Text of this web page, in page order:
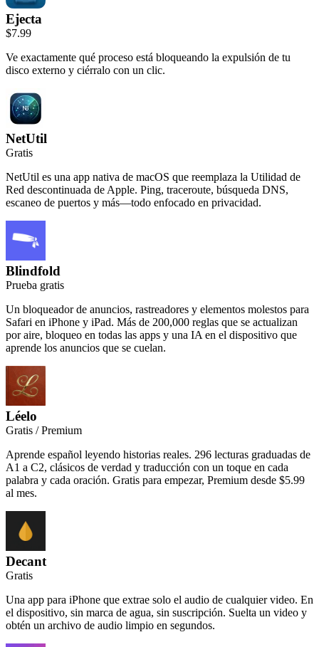
Ejecta
$7.99
Ve exactamente qué proceso está bloqueando la expulsión de tu
disco externo y ciérralo con un clic.
NetUtil
Gratis
NetUtil es una app nativa de macOS que reemplaza la Utilidad de
Red descontinuada de Apple. Ping, traceroute, búsqueda DNS,
escaneo de puertos y más—todo enfocado en privacidad.
Blindfold
Prueba gratis
Un bloqueador de anuncios, rastreadores y elementos molestos para
Safari en iPhone y iPad. Más de 200,000 reglas que se actualizan
por aire, bloqueo en todas las apps y una IA en el dispositivo que
aprende los anuncios que se cuelan.
Léelo
Gratis / Premium
Aprende español leyendo historias reales. 296 lecturas graduadas de
A1 a C2, clásicos de verdad y traducción con un toque en cada
palabra y cada oración. Gratis para empezar, Premium desde $5.99
al mes.
Decant
Gratis
Una app para iPhone que extrae solo el audio de cualquier video. En
el dispositivo, sin marca de agua, sin suscripción. Suelta un video y
obtén un archivo de audio limpio en segundos.